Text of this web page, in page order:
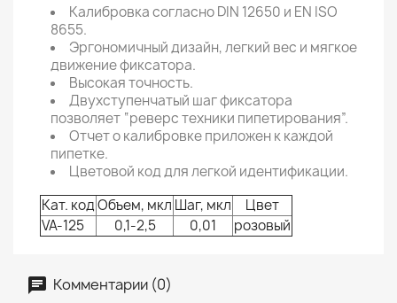
Калибровка согласно DIN 12650 и EN ISO
8655.
Эргономичный дизайн, легкий вес и мягкое
движение фиксатора.
Высокая точность.
Двухступенчатый шаг фиксатора
позволяет “реверс техники пипетирования”.
Отчет о калибровке приложен к каждой
пипетке.
Цветовой код для легкой идентификации.
Кат. кодОбъем, мкл Шаг, мкл
Цвет
VA-125
0,1-2,5 0,01 розовый
Комментарии (0)